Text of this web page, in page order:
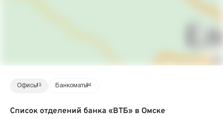
Офисы13 Банкоматы94
Список отделений банка «ВТБ» в Омске